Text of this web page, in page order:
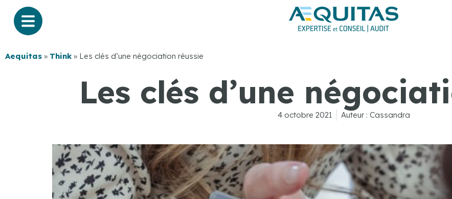
Aequitas » Think » Les clés d’une négociation réussie
Les clés d’une
4 octobre 2021 Auteur : Cassandra